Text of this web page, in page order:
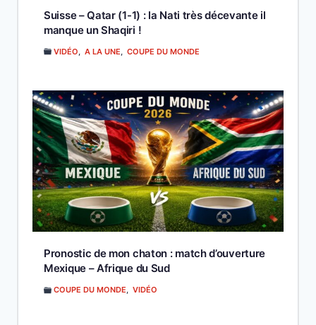
Suisse – Qatar (1-1) : la Nati très décevante il
manque un Shaqiri !
VIDÉO, A LA UNE, COUPE DU MONDE
Pronostic de mon chaton : match d’ouverture
Mexique – Afrique du Sud
COUPE DU MONDE, VIDÉO